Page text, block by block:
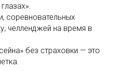
соревновательных
челленджей на время в
без страховки — это